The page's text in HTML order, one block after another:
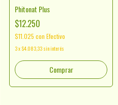
Phitonat Plus
$12.250
$11.025 con Efectivo
3x $4.083,33 sin interés
Comprar